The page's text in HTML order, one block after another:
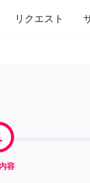
リクエスト
引っ越し イン
容